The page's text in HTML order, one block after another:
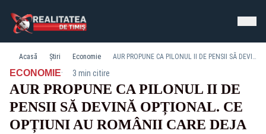
Acasă Știri Economie AUR PROPUNE CA PILONUL II DE PENSII SĂ DEVINĂ OPȚIONAL. CE OPȚIUNI AU ROMÂNII CARE DEJA CONTRIBUIE?
ECONOMIE· 3 min citire
AUR PROPUNE CA PILONUL II DE
PENSII SĂ DEVINĂ OPȚIONAL. CE
OPȚIUNI AU ROMÂNII CARE DEJA